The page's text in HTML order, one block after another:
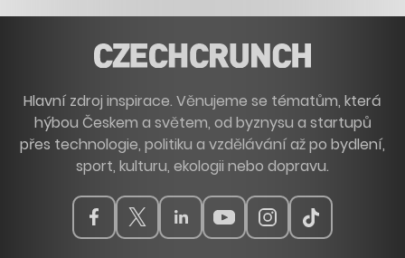
Hlavní zdroj inspirace. Věnujeme se tématům, která
hýbou Českem a světem, od byznysu a startupů
přes technologie, politiku a vzdělávání až po bydlení,
sport, kulturu, ekologii nebo dopravu.